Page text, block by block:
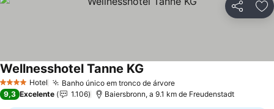
Partilhar
4 EstrelasHotel Banho único em tronco de árvore
Wellnesshotel Tanne KG
9,3 Excelente 1.106 Baiersbronn, a 9.1 km de Freudenstadt